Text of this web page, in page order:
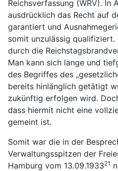
Reichsverfassung (WRV). In
ausdrücklich das Recht auf
garantiert und
somit unzulässig
durch die
Man kann sich lange und
des Begriffes des
bereits hinlänglich getätigt
zukünftig erfolgen wird.
dass hiermit nicht eine
gemeint ist.
Somit war die in der
Verwaltungsspitzen der
Hamburg vom 13.09.193321